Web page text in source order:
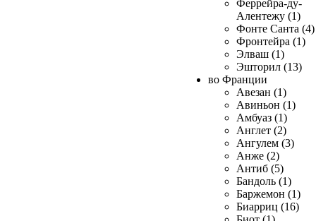
Феррейра-ду-
Алентежу (1)
Фонте Санта (4)
Фронтейра (1)
Элваш (1)
Эшторил (13)
во Франции
Авезан (1)
Авиньон (1)
Амбуаз (1)
Англет (2)
Ангулем (3)
Анже (2)
Антиб (5)
Бандоль (1)
Баржемон (1)
Биарриц (16)